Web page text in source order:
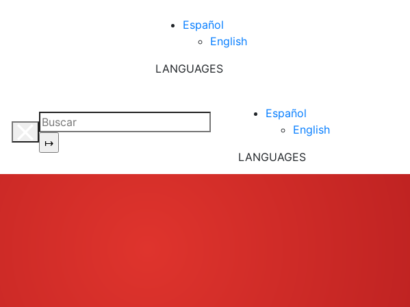
Español
English
LANGUAGES
Español
English
LANGUAGES